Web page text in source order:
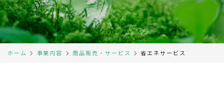
企業情報 Company
採用情報 Recruit
パートナー募集 Partners
ホーム 事業内容 商品販売・サービス 省エネサービス